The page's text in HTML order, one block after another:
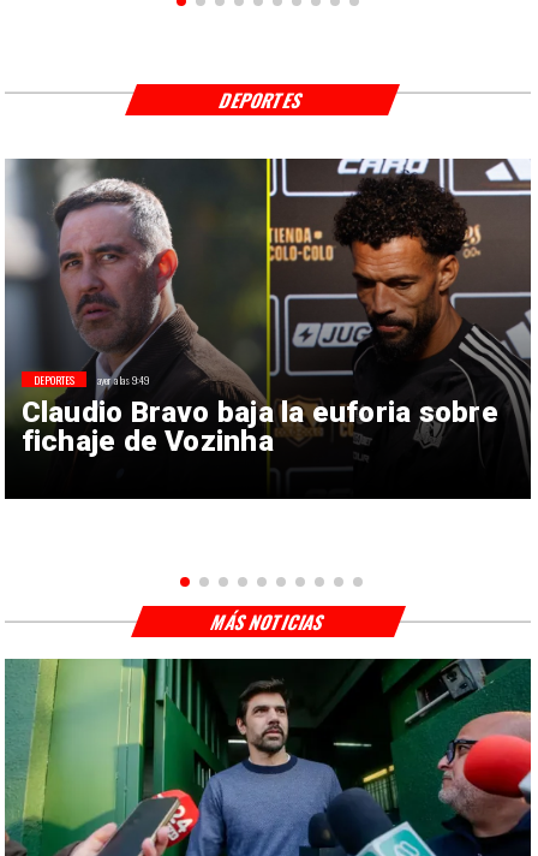
Claudio Bravo baja la euforia sobre
fichaje de Vozinha
DEPORTES ayer a las 9:49
DEPORTES
MÁS NOTICIAS